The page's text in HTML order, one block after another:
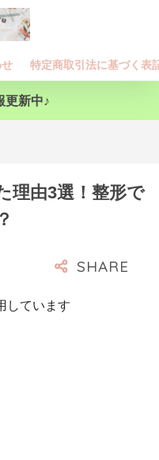
特定商取引法に基づく表
更新中♪
理由3選！整形で
しています